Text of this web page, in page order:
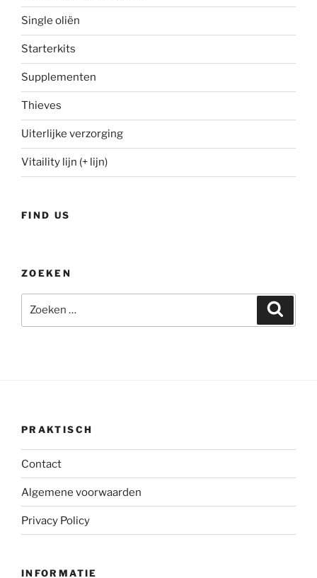
Single oliën
Starterkits
Supplementen
Thieves
Uiterlijke verzorging
Vitaility lijn (+ lijn)
FIND US
ZOEKEN
naar:
PRAKTISCH
Contact
Algemene voorwaarden
Privacy Policy
INFORMATIE